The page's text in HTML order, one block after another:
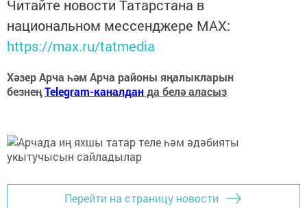
Читайте новости Татарстана в
национальном мессенджере MАХ:
https://max.ru/tatmedia
Хәзер Арча һәм Арча районы яңалыкларын
безнеңTelegram-каналданда белә аласыз
Перейти на страницу новости